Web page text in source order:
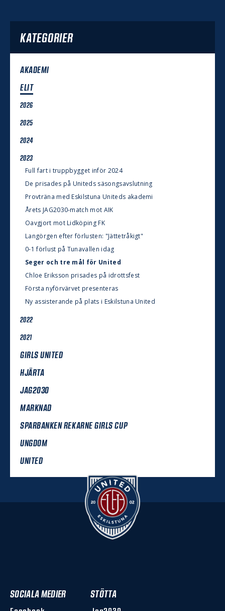
KATEGORIER
AKADEMI
ELIT
2026
2025
2024
2023
Full fart i truppbygget inför 2024
De prisades på Uniteds säsongsavslutning
Provträna med Eskilstuna Uniteds akademi
Årets JAG2030-match mot AIK
Oavgjort mot Lidköping FK
Langörgen efter förlusten: "Jättetråkigt"
0-1 förlust på Tunavallen idag
Seger och tre mål för United
Chloe Eriksson prisades på idrottsfest
Första nyförvärvet presenteras
Ny assisterande på plats i Eskilstuna United
2022
2021
GIRLS UNITED
HJÄRTA
JAG2030
MARKNAD
SPARBANKEN REKARNE GIRLS CUP
UNGDOM
UNITED
SOCIALA MEDIER STÖTTA